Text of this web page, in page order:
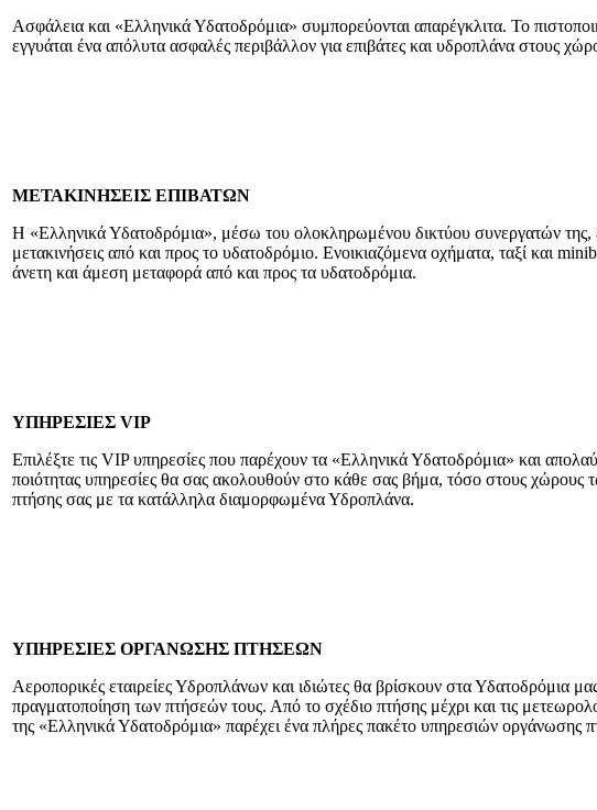
Ασφάλεια και «Ελληνικά Υδατοδρόμια» συμπορεύονται απαρέγκλιτα. Το
εγγυάται ένα απόλυτα ασφαλές περιβάλλον για επιβάτες και υδροπλάνα στους
ΜΕΤΑΚΙΝΗΣΕΙΣ ΕΠΙΒΑΤΩΝ
Η «Ελληνικά Υδατοδρόμια», μέσω του ολοκληρωμένου δικτύου συνεργατών της,
μετακινήσεις από και προς το υδατοδρόμιο. Ενοικιαζόμενα οχήματα, ταξί και
άνετη και άμεση μεταφορά από και προς τα υδατοδρόμια.
ΥΠΗΡΕΣΙΕΣ VIP
Επιλέξτε τις VIP υπηρεσίες που παρέχουν τα «Ελληνικά Υδατοδρόμια» και
ποιότητας υπηρεσίες θα σας ακολουθούν στο κάθε σας βήμα, τόσο στους χώρους
πτήσης σας με τα κατάλληλα διαμορφωμένα Υδροπλάνα.
ΥΠΗΡΕΣΙΕΣ ΟΡΓΑΝΩΣΗΣ ΠΤΗΣΕΩΝ
Αεροπορικές εταιρείες Υδροπλάνων και ιδιώτες θα βρίσκουν στα Υδατοδρόμια
πραγματοποίηση των πτήσεών τους. Από το σχέδιο πτήσης μέχρι και τις
της «Ελληνικά Υδατοδρόμια» παρέχει ένα πλήρες πακέτο υπηρεσιών οργάνωσης